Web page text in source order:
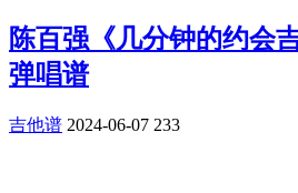
陈百强《几分钟的约会
弹唱谱
吉他谱 2024-06-07 233